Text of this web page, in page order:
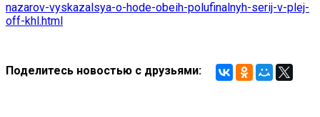
nazarov-vyskazalsya-o-hode-obeih-polufinalnyh-serij-v-plej-
off-khl.html
Поделитесь новостью с друзьями: